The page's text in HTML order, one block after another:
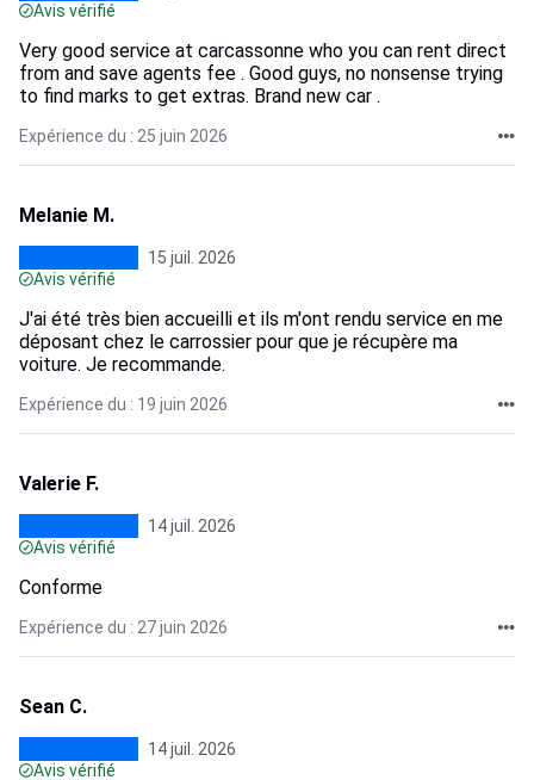
Avis vérifié
Very good service at carcassonne who you can rent direct
from and save agents fee . Good guys, no nonsense trying
to find marks to get extras. Brand new car .
Expérience du : 25 juin 2026
Melanie M.
15 juil. 2026
Avis vérifié
J'ai été très bien accueilli et ils m'ont rendu service en me
déposant chez le carrossier pour que je récupère ma
voiture. Je recommande.
Expérience du : 19 juin 2026
Valerie F.
14 juil. 2026
Avis vérifié
Conforme
Expérience du : 27 juin 2026
Sean C.
14 juil. 2026
Avis vérifié